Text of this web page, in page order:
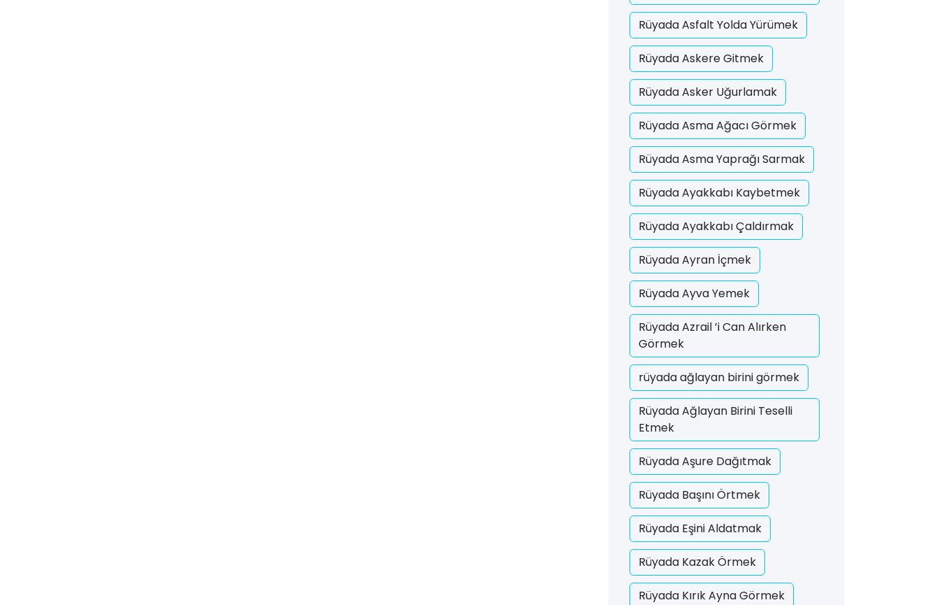
Rüyada Asfalt Yolda Yürümek
Rüyada Askere Gitmek
Rüyada Asker Uğurlamak
Rüyada Asma Ağacı Görmek
Rüyada Asma Yaprağı Sarmak
Rüyada Ayakkabı Kaybetmek
Rüyada Ayakkabı Çaldırmak
Rüyada Ayran İçmek
Rüyada Ayva Yemek
Rüyada Azrail ’i Can Alırken
Görmek
rüyada ağlayan birini görmek
Rüyada Ağlayan Birini Teselli
Etmek
Rüyada Aşure Dağıtmak
Rüyada Başını Örtmek
Rüyada Eşini Aldatmak
Rüyada Kazak Örmek
Rüyada Kırık Ayna Görmek